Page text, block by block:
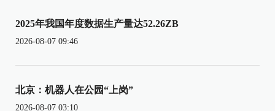
2025年我国年度数据生产量达52.26ZB
2026-08-07 09:46
北京：机器人在公园“上岗”
2026-08-07 03:10